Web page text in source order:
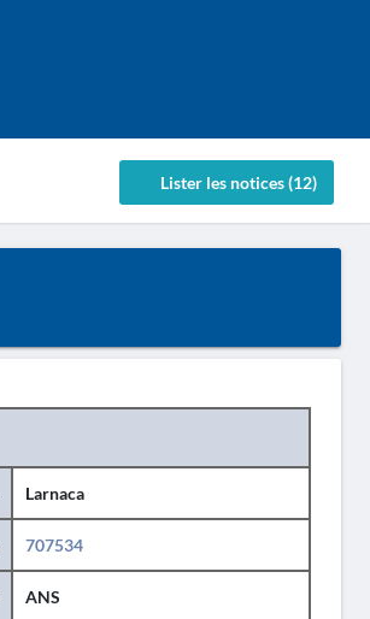
Lister les notices (12)
Larnaca
707534
ANS